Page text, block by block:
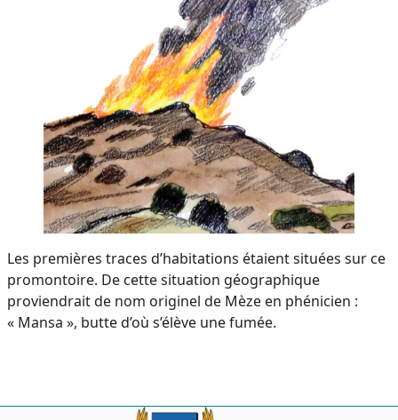
Les premières traces d’habitations étaient situées sur ce
promontoire. De cette situation géographique
proviendrait de nom originel de Mèze en phénicien :
« Mansa », butte d’où s’élève une fumée.